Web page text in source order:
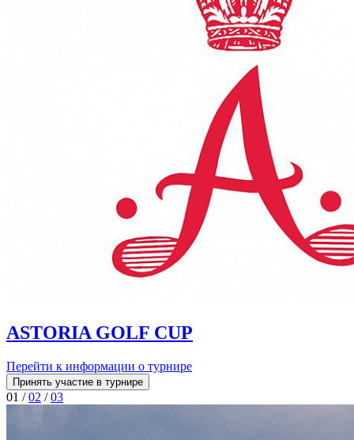
ASTORIA GOLF CUP
Перейти к информации о турнире
Принять участие в турнире
01 / 02 / 03